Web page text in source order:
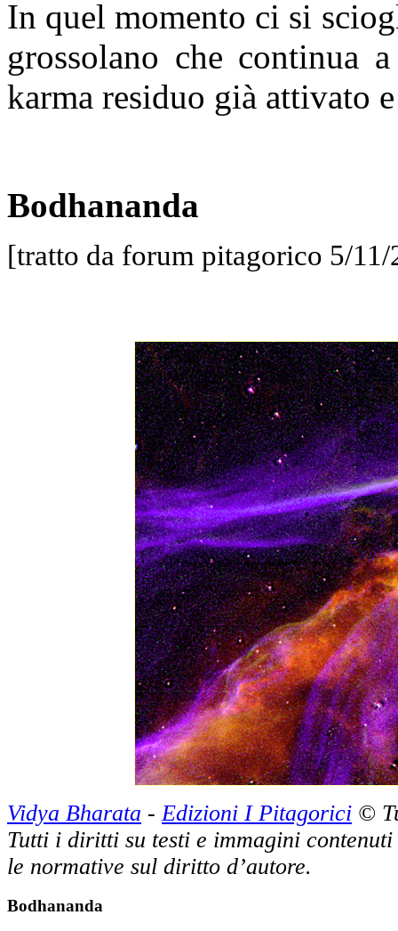
In quel momento ci si
grossolano che continua
karma residuo già attivato
Bodhananda
[tratto da forum pitagorico 5/
Vidya Bharata - Edizioni I Pitagorici ©
Tutti i diritti su testi e immagini
le normative sul diritto d’autore.
Bodhananda